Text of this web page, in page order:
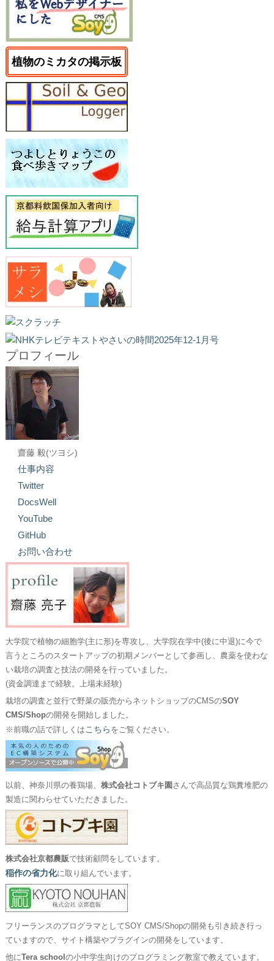
植物のミカタの掲示板
プロフィール
齋藤 毅(ツヨシ)
仕事内容
Twitter
DocsWell
YouTube
GitHub
お問い合わせ
大学院で植物の細胞学(主に形)を専攻し、大学院在学中(後に中退)に今で
言うところのスタートアップの初期メンバーとして参画し、農薬を使わな
い栽培の調査と技法の開発を行っていました。
(資金調達まで経験。上場未経験)
栽培の調査と並行で野菜の販売からネットショップのCMSのSOY
CMS/Shopの開発を開始しました。
※前職の話で詳しくはこちら をご覧ください。
以前、神奈川県の養鶏場、 株式会社コトブキ園 さんで高品質な鶏糞堆肥の
製造に関わらせていただきました。
株式会社京都農販で技術顧問をしています。
稲作の省力化に取り組んでいます。
フリーランスのプログラマとしてSOY CMS/Shopの開発も引き続き行っ
ていますので、サイト構築やプラグインの開発をしています。
他にTera school の小中学生向けのプログラミング教室で教えています。